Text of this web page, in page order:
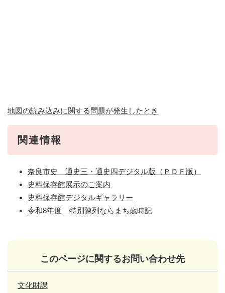
地図の読み込みに関する問題が発生したとき
関連情報
奈良市史 通史三・通史四デジタル版（ＰＤＦ版）
史料保存館展示のご案内
史料保存館デジタルギャラリー
令和8年度 特別陳列ならまち歳時記
このページに関するお問い合わせ先
文化財課